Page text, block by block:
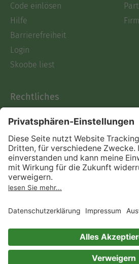
Code einlösen
Hilfe
Barrierefreiheit
Login
Skoobe liest
Rechtliches
AGB
Informationen nach Data
Act
Verträge hier kündigen
Impressum
Immer ein